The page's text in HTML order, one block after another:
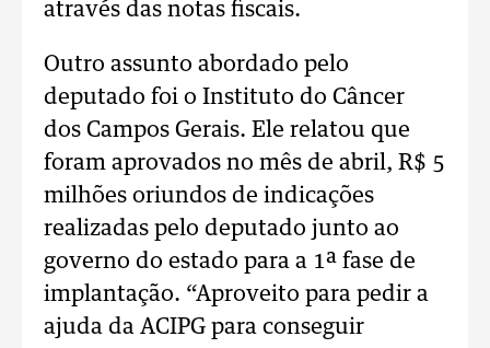
através das notas fiscais.
Outro assunto abordado pelo
deputado foi o Instituto do Câncer
dos Campos Gerais. Ele relatou que
foram aprovados no mês de abril, R$ 5
milhões oriundos de indicações
realizadas pelo deputado junto ao
governo do estado para a 1ª fase de
implantação. “Aproveito para pedir a
ajuda da ACIPG para conseguir